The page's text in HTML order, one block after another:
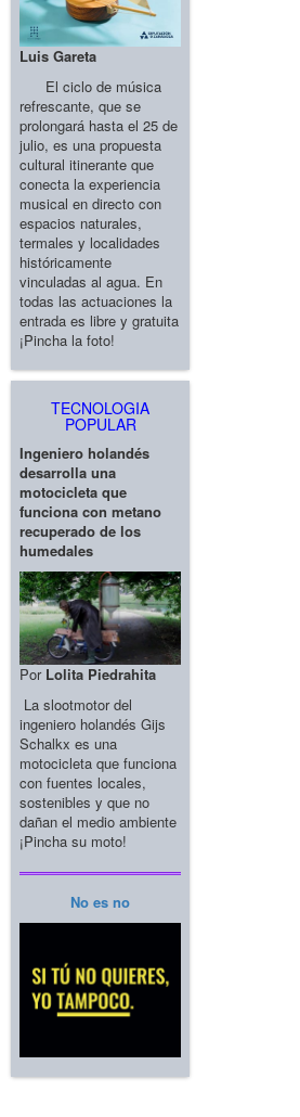
Luis Gareta
El ciclo de música
refrescante, que se
prolongará hasta el 25 de
julio, es una propuesta
cultural itinerante que
conecta la experiencia
musical en directo con
espacios naturales,
termales y localidades
históricamente
vinculadas al agua. En
todas las actuaciones la
entrada es libre y gratuita
¡Pincha la foto!
TECNOLOGIA
POPULAR
Ingeniero holandés
desarrolla una
motocicleta que
funciona con metano
recuperado de los
humedales
Por Lolita Piedrahita
La slootmotor del
ingeniero holandés Gijs
Schalkx es una
motocicleta que funciona
con fuentes locales,
sostenibles y que no
dañan el medio ambiente
¡Pincha su moto!
No es no